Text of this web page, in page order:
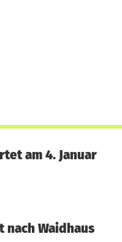
am 4. Januar
nach Waidhaus